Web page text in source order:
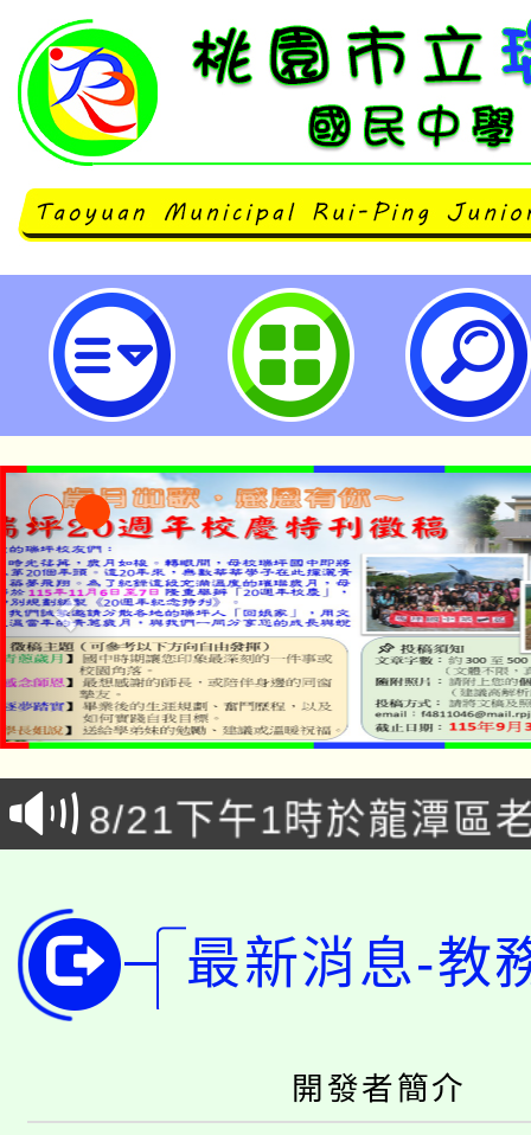
neilrpjhstyc網站設計者：徐嘉
「本色祭」8/29、30在
場熱烈登場!
8/21下午1時於龍潭區
YOUNG桃局內行報名
局官網。
8月14至27日，桃園電
開!
115年桃園市運動會8/
視費優惠，中低收入戶
大園自造教育及科技
最新消息-教
開發者簡介